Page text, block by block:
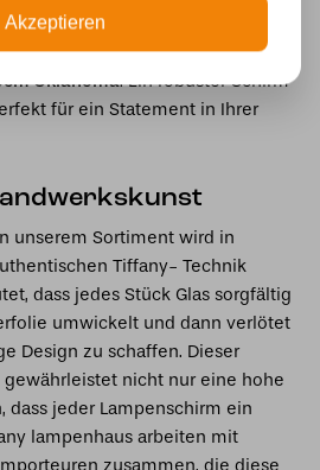
ideal, um einen frischen
Oklahoma: Ein robuster Schirm
für ein Statement in Ihrer
unserem Sortiment wird in
Tiffany- Technik
dass jedes Stück Glas sorgfältig
umwickelt und dann verlötet
Design zu schaffen. Dieser
nicht nur eine hohe
dass jeder Lampenschirm ein
lampenhaus arbeiten mit
zusammen, die diese
Akzeptieren